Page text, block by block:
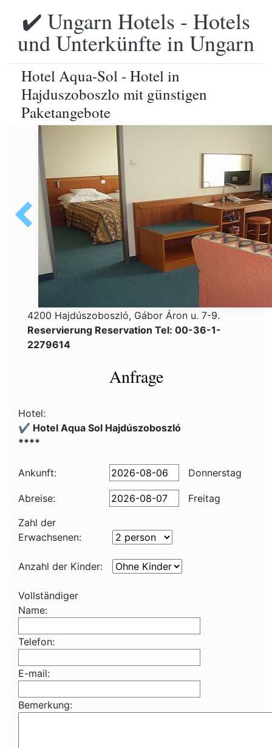
✔️ Ungarn Hotels - Hotels
und Unterkünfte in Ungarn
Hotel Aqua-Sol - Hotel in
Hajduszoboszlo mit günstigen
Paketangebote
4200 Hajdúszoboszló, Gábor Áron u. 7-9.
Reservierung Reservation Tel: 00-36-1-
2279614
Anfrage
Hotel:
✔️ Hotel Aqua Sol Hajdúszoboszló
****
Ankunft: Donnerstag
Abreise:
Freitag
Zahl der
Erwachsenen:
Anzahl der Kinder:
Vollständiger
Name:
Telefon:
E-mail:
Bemerkung: